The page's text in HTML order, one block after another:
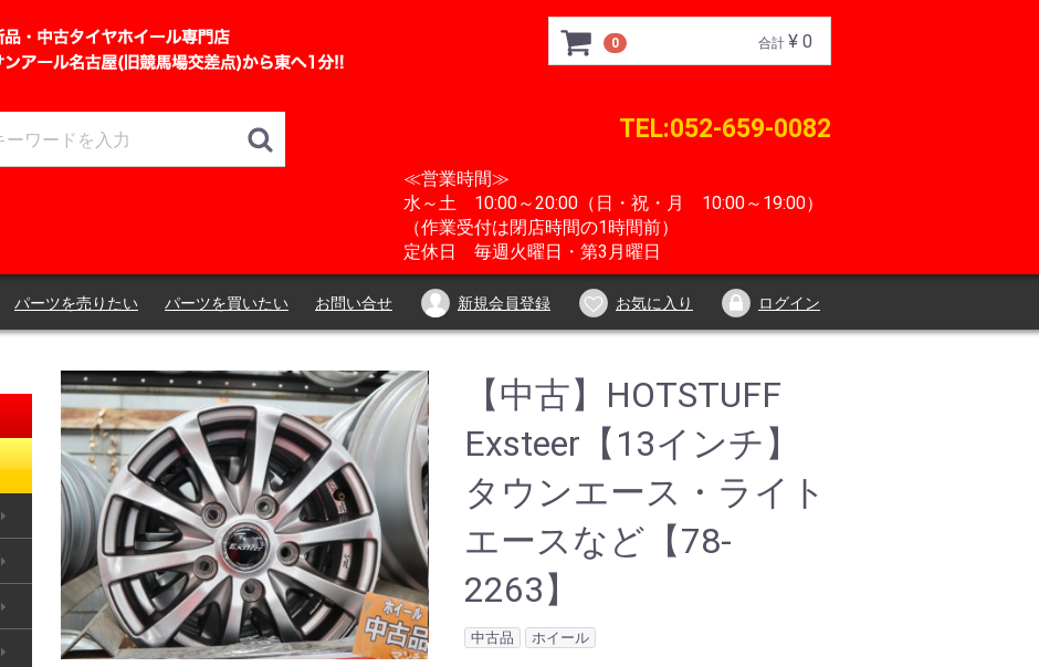
0 合計 ¥ 0
TEL:052-659-0082
≪営業時間≫
水～土 10:00～20:00（日・祝・月 10:00～19:00）
（作業受付は閉店時間の1時間前）
定休日 毎週火曜日・第3月曜日
パーツを売りたい パーツを買いたい お問い合せ 新規会員登録 お気に入り ログイン
【中古】HOTSTUFF
Exsteer【13インチ】
タウンエース・ライト
エースなど【78-
2263】
中古品 ホイール